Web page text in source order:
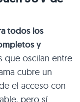
todos los
y
que oscilan entre
cubre un
el acceso con
pero sí